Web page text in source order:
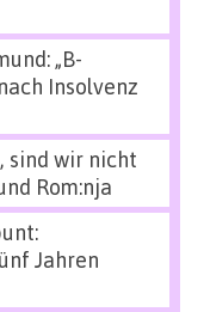
„B-
Insolvenz
sind wir nicht
Rom:nja
Jahren